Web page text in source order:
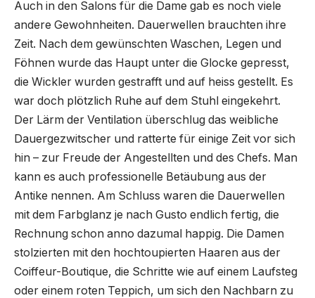
Auch in den Salons für die Dame gab es noch viele
andere Gewohnheiten. Dauerwellen brauchten ihre
Zeit. Nach dem gewünschten Waschen, Legen und
Föhnen wurde das Haupt unter die Glocke gepresst,
die Wickler wurden gestrafft und auf heiss gestellt. Es
war doch plötzlich Ruhe auf dem Stuhl eingekehrt.
Der Lärm der Ventilation überschlug das weibliche
Dauergezwitscher und ratterte für einige Zeit vor sich
hin – zur Freude der Angestellten und des Chefs. Man
kann es auch professionelle Betäubung aus der
Antike nennen. Am Schluss waren die Dauerwellen
mit dem Farbglanz je nach Gusto endlich fertig, die
Rechnung schon anno dazumal happig. Die Damen
stolzierten mit den hochtoupierten Haaren aus der
Coiffeur-Boutique, die Schritte wie auf einem Laufsteg
oder einem roten Teppich, um sich den Nachbarn zu